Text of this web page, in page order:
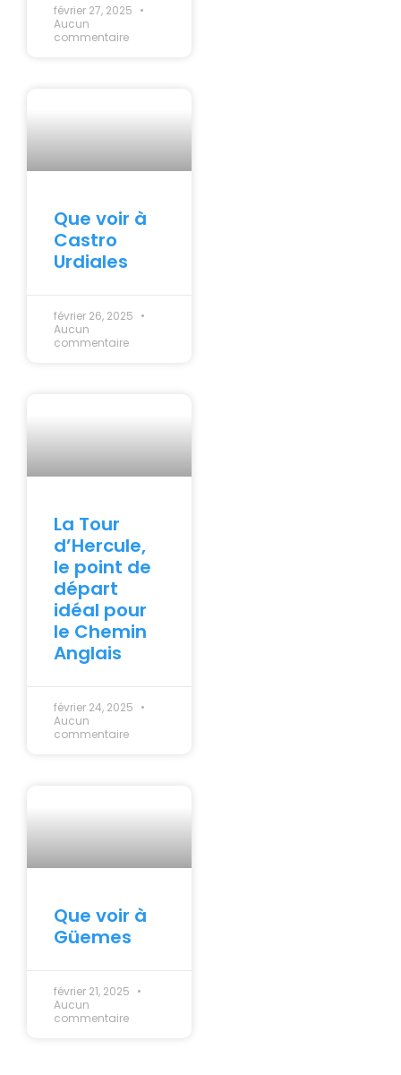
février 27, 2025
Aucun
commentaire
Que voir à
Castro
Urdiales
février 26, 2025
Aucun
commentaire
La Tour
d’Hercule,
le point de
départ
idéal pour
le Chemin
Anglais
février 24, 2025
Aucun
commentaire
Que voir à
Güemes
février 21, 2025
Aucun
commentaire